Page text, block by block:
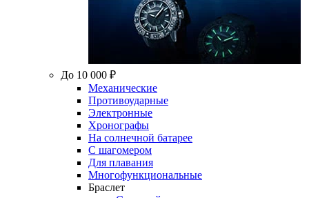
До 10 000 ₽
Механические
Противоударные
Электронные
Хронографы
На солнечной батарее
С шагомером
Для плавания
Многофункциональные
Браслет